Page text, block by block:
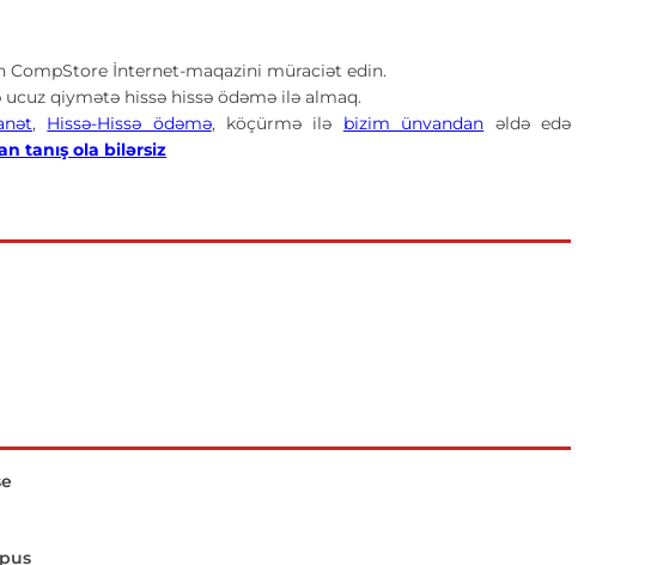
CompStore İnternet-maqazini müraciət edin.
qiymətə hissə hissə ödəmə ilə almaq.
, Hissə-Hissə ödəmə, köçürmə ilə bizim ünvandan əldə edə
tanış ola bilərsiz